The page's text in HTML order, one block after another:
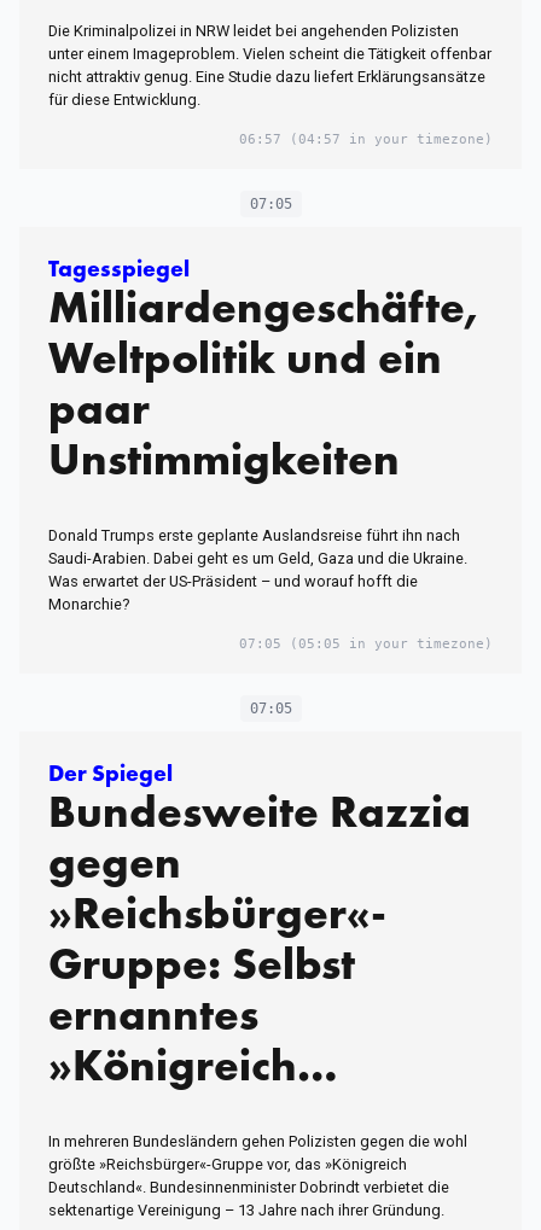
Die Kriminalpolizei in NRW leidet bei angehenden Polizisten
unter einem Imageproblem. Vielen scheint die Tätigkeit offenbar
nicht attraktiv genug. Eine Studie dazu liefert Erklärungsansätze
für diese Entwicklung.
06:57 (04:57 in your timezone)
07:05
Tagesspiegel
Milliardengeschäfte,
Weltpolitik und ein
paar
Unstimmigkeiten
Donald Trumps erste geplante Auslandsreise führt ihn nach
Saudi-Arabien. Dabei geht es um Geld, Gaza und die Ukraine.
Was erwartet der US-Präsident – und worauf hofft die
Monarchie?
07:05 (05:05 in your timezone)
07:05
Der Spiegel
Bundesweite Razzia
gegen
»Reichsbürger«-
Gruppe: Selbst
ernanntes
»Königreich
verboten
In mehreren Bundesländern gehen Polizisten gegen die wohl
größte »Reichsbürger«-Gruppe vor, das »Königreich
Deutschland«. Bundesinnenminister Dobrindt verbietet die
sektenartige Vereinigung – 13 Jahre nach ihrer Gründung.